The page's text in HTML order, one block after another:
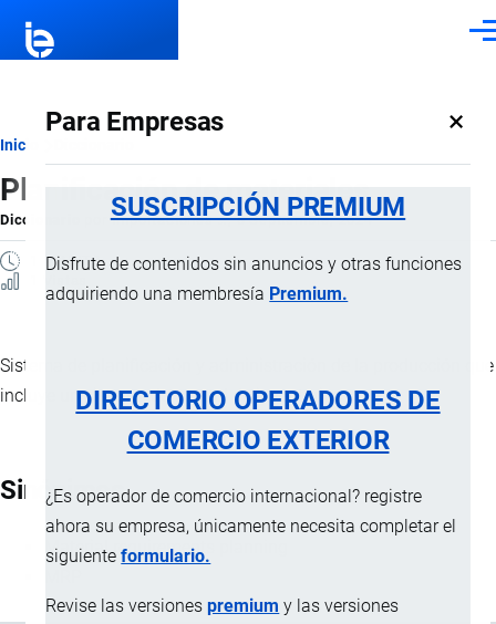
Para Empresas ×
SUSCRIPCIÓN PREMIUM
Disfrute de contenidos sin anuncios y otras funciones
adquiriendo una membresía Premium.
DIRECTORIO OPERADORES DE
COMERCIO EXTERIOR
¿Es operador de comercio internacional? registre
ahora su empresa, únicamente necesita completar el
siguienteformulario.
Revise las versionespremium y las versiones
Ruta
de
navegación
Inicio
Planificación de materiales
Diccionario porImportaciones …, 8 Septiembre, 2024
1 MINUTO
Sistema de planificación y administración de la producción que
incluye un sistema de control de inventarios.
Sinónimos
Material requirements planning